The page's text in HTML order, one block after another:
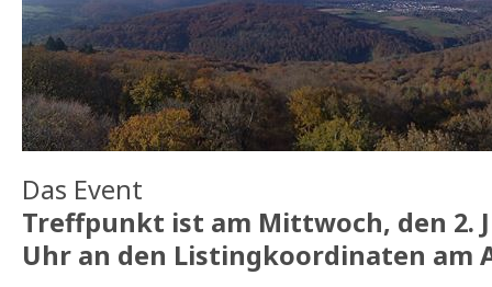
Das Event
Treffpunkt ist am Mittwoch, den 2.
Uhr an den Listingkoordinaten am